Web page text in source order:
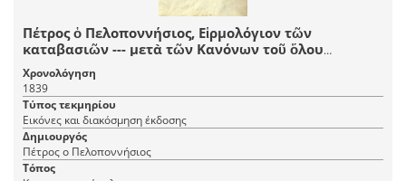
Πέτρος ὁ Πελοποννήσιος, Εἱρμολόγιον τῶν
καταβασιῶν --- μετὰ τῶν Κανόνων τοῦ ὅλου
ἐνιαυτοῦ καὶ συντόμου Εἱρμολογίου ---
ἐπιθεωρηθέντα --- παρὰ Ἰωάννου Λαμαπδαρίου Νῦν
δεύτερον ἐκδοθὲν ---, Κωνσταντινούπολη, Ἐκ τῆς τοῦ
Παναγίου Τάφου Τυπογραφίας, 1839.
Χρονολόγηση
1839
Τύπος τεκμηρίου
Εικόνες και διακόσμηση έκδοσης
Δημιουργός
Πέτρος ο Πελοποννήσιος
Τόπος